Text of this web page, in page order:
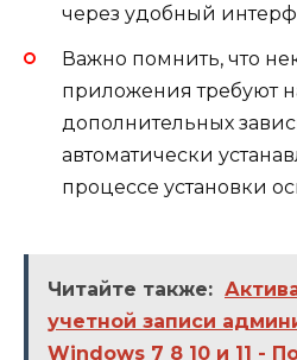
через удобный
Важно помнить, что
приложения требуют
дополнительных
автоматически
процессе установки
Читайте также:
учетной записи
Windows 7 8 10 и 11 -